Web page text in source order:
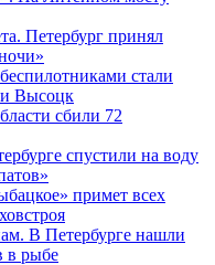
Петербург принял
стали
Высоцк
сбили 72
спустили на воду
примет всех
В Петербурге нашли
в рыбе